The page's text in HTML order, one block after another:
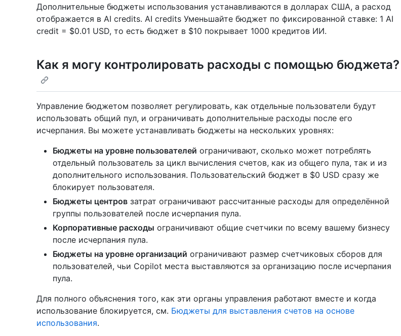
Дополнительные бюджеты использования устанавливаются в долларах США, а расход
отображается в AI credits. AI credits Уменьшайте бюджет по фиксированной ставке: 1 AI
credit = $0.01 USD, то есть бюджет в $10 покрывает 1000 кредитов ИИ.
Как я могу контролировать расходы с помощью бюджета?
Управление бюджетом позволяет регулировать, как отдельные пользователи будут
использовать общий пул, и ограничивать дополнительные расходы после его
исчерпания. Вы можете устанавливать бюджеты на нескольких уровнях:
Бюджеты на уровне пользователей ограничивают, сколько может потреблять
отдельный пользователь за цикл вычисления счетов, как из общего пула, так и из
дополнительного использования. Пользовательский бюджет в $0 USD сразу же
блокирует пользователя.
Бюджеты центров затрат ограничивают рассчитанные расходы для определённой
группы пользователей после исчерпания пула.
Корпоративные расходы ограничивают общие счетчики по всему вашему бизнесу
после исчерпания пула.
Бюджеты на уровне организаций ограничивают размер счетчиковых сборов для
пользователей, чьи Copilot места выставляются за организацию после исчерпания
пула.
Для полного объяснения того, как эти органы управления работают вместе и когда
использование блокируется, см. Бюджеты для выставления счетов на основе
использования.